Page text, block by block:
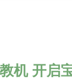
机 开启